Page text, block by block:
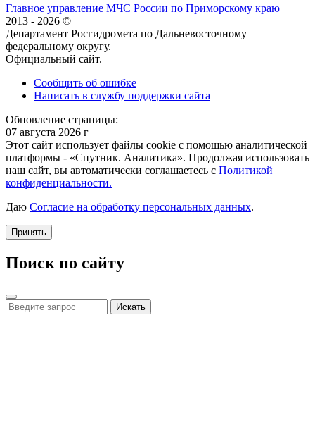
Главное управление МЧС России по Приморскому краю
2013 - 2026 ©
Департамент Росгидромета по Дальневосточному
федеральному округу.
Официальный сайт.
Сообщить об ошибке
Написать в службу поддержки сайта
Обновление страницы:
07 августа 2026 г
Этот сайт использует файлы cookie с помощью аналитической
платформы - «Спутник. Аналитика». Продолжая использовать
наш сайт, вы автоматически соглашаетесь с Политикой
конфиденциальности.
Даю Согласие на обработку персональных данных.
Принять
Поиск по сайту